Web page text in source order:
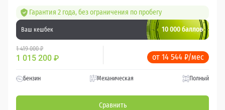
Гарантия 2 года, без ограничения по пробегу
Ваш кешбек 10 000 баллов
1 419 000 ₽
1 015 200 ₽ от 14 544 ₽/мес
Бензин Механическая Полный
Сравнить